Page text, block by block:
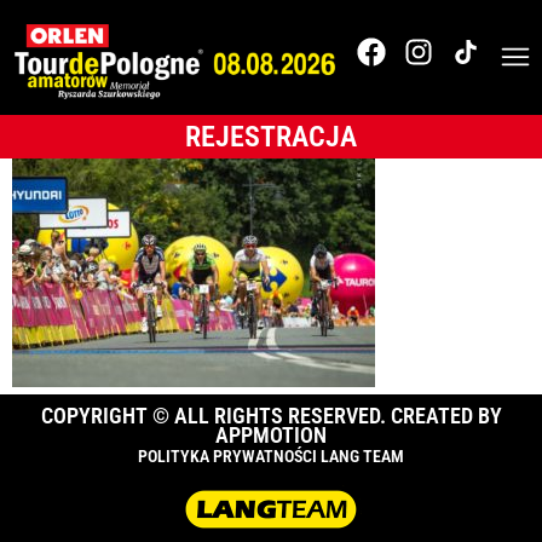
REJESTRACJA
2
COPYRIGHT © ALL RIGHTS RESERVED. CREATED BY
APPMOTION
POLITYKA PRYWATNOŚCI LANG TEAM